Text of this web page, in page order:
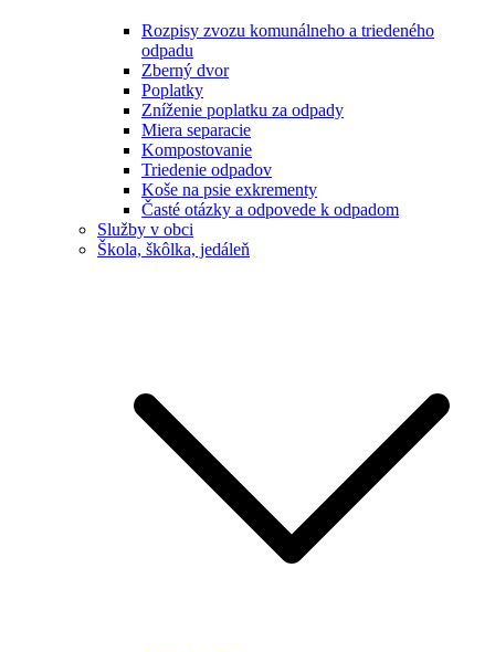
Rozpisy zvozu komunálneho a triedeného
odpadu
Zberný dvor
Poplatky
Zníženie poplatku za odpady
Miera separacie
Kompostovanie
Triedenie odpadov
Koše na psie exkrementy
Časté otázky a odpovede k odpadom
Služby v obci
Škola, škôlka, jedáleň